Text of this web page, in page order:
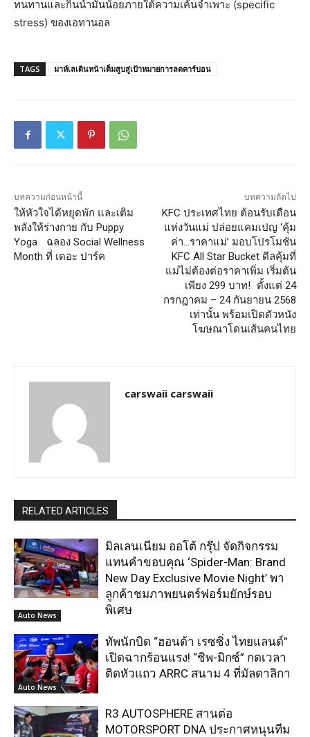
ทนทานและกินน้ำมันน้อยภายใต้ความเค้นจำเพาะ (specific
stress) ของเอทานอล
TAGS มาห์เลเดินหน้าเต็มสูบสู่เป้าหมายการลดคาร์บอน
บทความก่อนหน้านี้
ให้หัวใจได้หยุดพัก และเติม
พลังให้ร่างกาย กับ Puppy
Yoga ฉลอง Social Wellness
Month ที่ เดอะ ปาร์ค
บทความถัดไป
KFC ประเทศไทย ต้อนรับเดือน
แห่งวันแม่ ปล่อยแคมเปญ ‘คุ้ม
ค่า…ราคาแม่’ มอบโปรโมชัน
KFC All Star Bucket ดีลคุ้มที่
แม่ไม่ต้องต่อราคาเพิ่ม เริ่มต้น
เพียง 299 บาท! ตั้งแต่ 24
กรกฎาคม – 24 กันยายน 2568
เท่านั้น พร้อมเปิดตัวหนัง
โฆษณาโดนเส้นคนไทย
carswaii carswaii
RELATED ARTICLES
Auto News
มิลเลนเนียม ออโต้ กรุ๊ป จัดกิจกรรม
แทนคำขอบคุณ ‘Spider-Man: Brand
New Day Exclusive Movie Night’ พา
ลูกค้าชมภาพยนตร์ฟอร์มยักษ์รอบ
พิเศษ
Auto News
ทัพนักบิด “ฮอนด้า เรซซิ่ง ไทยแลนด์”
เปิดฉากร้อนแรง! “ชิพ-มิกซ์” กดเวลา
ติดหัวแถว ARRC สนาม 4 ที่มัลดาลิกา
R3 AUTOSPHERE สานต่อ
MOTORSPORT DNA ประกาศหนุนทีม